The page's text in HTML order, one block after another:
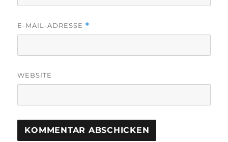
E-MAIL-ADRESSE *
WEBSITE